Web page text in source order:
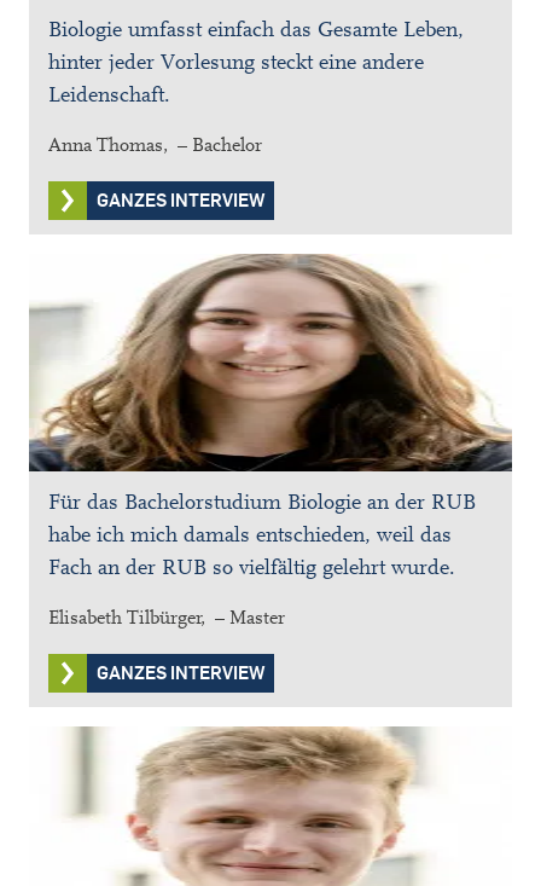
Biologie umfasst einfach das Gesamte Leben,
hinter jeder Vorlesung steckt eine andere
Leidenschaft.
Anna Thomas, – Bachelor
GANZES INTERVIEW
Für das Bachelorstudium Biologie an der RUB
habe ich mich damals entschieden, weil das
Fach an der RUB so vielfältig gelehrt wurde.
Elisabeth Tilbürger, – Master
GANZES INTERVIEW